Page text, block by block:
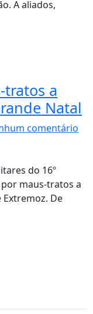
A aliados,
tratos a
Natal
comentário
do 16º
maus-tratos a
Extremoz. De